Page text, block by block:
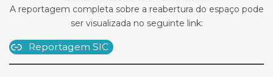
A reportagem completa sobre a reabertura do espaço pode
ser visualizada no seguinte link:
Reportagem SIC